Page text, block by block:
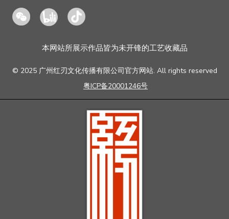
本网站所展示作品皆为未开锋的工艺收藏品
© 2025 广州红刃文化传播有限公司官方网站. All rights reserved
粤ICP备20001246号